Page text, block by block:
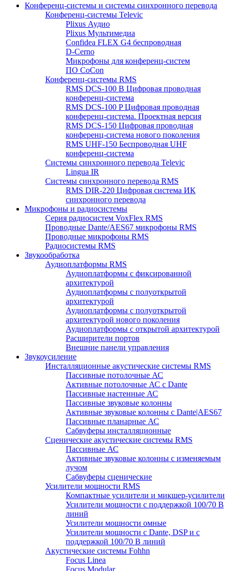
Конференц-системы и системы синхронного перевода
Конференц-системы Televic
Plixus Аудио
Plixus Мультимедиа
Confidea FLEX G4 беспроводная
D-Cerno
Микрофоны для конференц-систем
ПО CoCon
Конференц-системы RMS
RMS DCS-100 B Цифровая проводная
конференц-система
RMS DCS-100 P Цифровая проводная
конференц-система. Проектная версия
RMS DCS-150 Цифровая проводная
конференц-система нового поколения
RMS UHF-150 Беспроводная UHF
конференц-система
Системы синхронного перевода Televic
Lingua IR
Системы синхронного перевода RMS
RMS DIR-220 Цифровая система ИК
синхронного перевода
Микрофоны и радиосистемы
Серия радиосистем VoxFlex RMS
Проводные Dante/AES67 микрофоны RMS
Проводные микрофоны RMS
Радиосистемы RMS
Звукообработка
Аудиоплатформы RMS
Аудиоплатформы с фиксированной
архитектурой
Аудиоплатформы с полуоткрытой
архитектурой
Аудиоплатформы с полуоткрытой
архитектурой нового поколения
Аудиоплатформы с открытой архитектурой
Расширители портов
Внешние панели управления
Звукоусиление
Инсталляционные акустические системы RMS
Пассивные потолочные АС
Активные потолочные АС с Dante
Пассивные настенные АС
Пассивные звуковые колонны
Активные звуковые колонны с Dante|AES67
Пассивные планарные АС
Сабвуферы инсталляционные
Сценические акустические системы RMS
Пассивные АС
Активные звуковые колонны с изменяемым
лучом
Сабвуферы сценические
Усилители мощности RMS
Компактные усилители и микшер-усилители
Усилители мощности с поддержкой 100/70 В
линий
Усилители мощности омные
Усилители мощности с Dante, DSP и с
поддержкой 100/70 В линий
Акустические системы Fohhn
Focus Linea
Focus Modular